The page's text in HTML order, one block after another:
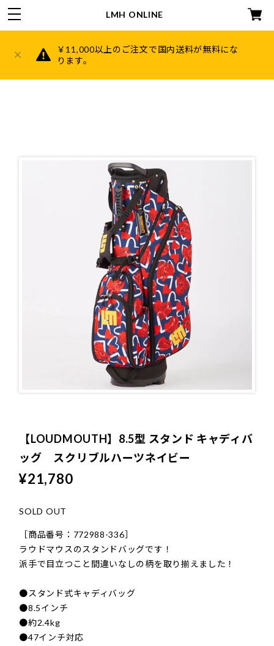
￥11,000以上のご注文で国内送料が無料にな
ります。
LMH ONLINE
【LOUDMOUTH】8.5型 スタンド キャディバ
ッグ スクリブルハーツネイビー
¥21,780
SOLD OUT
［商品番号：772988-336］
ラウドマウスのスタンドバッグです！
派手で目立つこと間違いなしの柄を取り揃えました！
●スタンド式キャディバッグ
●8.5インチ
●約2.4kg
●47インチ対応